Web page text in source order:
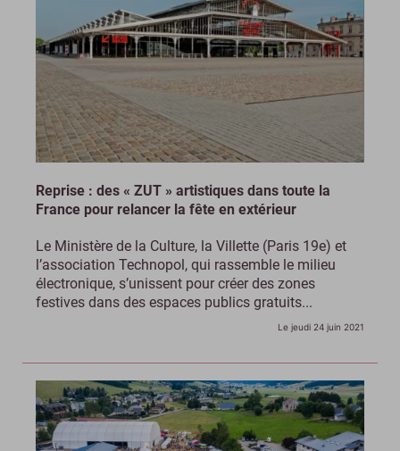
Reprise : des « ZUT » artistiques dans toute la
France pour relancer la fête en extérieur
Le Ministère de la Culture, la Villette (Paris 19e) et
l’association Technopol, qui rassemble le milieu
électronique, s’unissent pour créer des zones
festives dans des espaces publics gratuits...
Le jeudi 24 juin 2021